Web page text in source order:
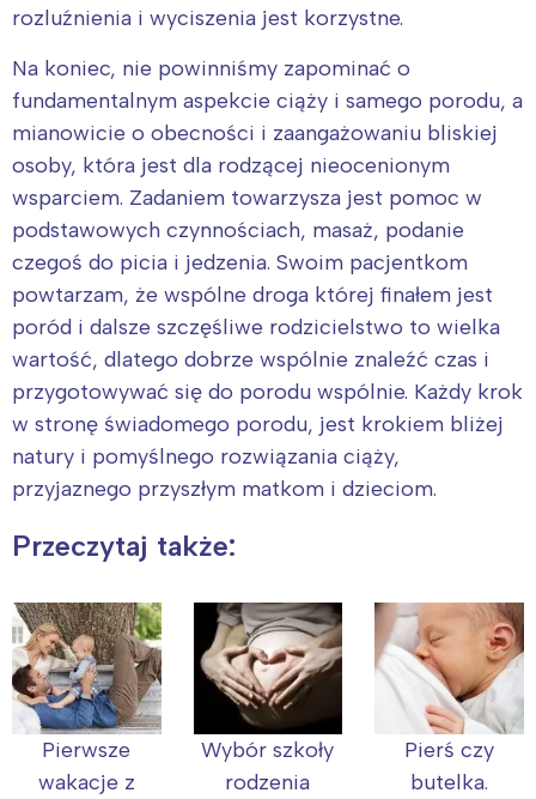
rozluźnienia i wyciszenia jest korzystne.
Na koniec, nie powinniśmy zapominać o
fundamentalnym aspekcie ciąży i samego porodu, a
mianowicie o obecności i zaangażowaniu bliskiej
osoby, która jest dla rodzącej nieocenionym
wsparciem. Zadaniem towarzysza jest pomoc w
podstawowych czynnościach, masaż, podanie
czegoś do picia i jedzenia. Swoim pacjentkom
powtarzam, że wspólne droga której finałem jest
poród i dalsze szczęśliwe rodzicielstwo to wielka
wartość, dlatego dobrze wspólnie znaleźć czas i
przygotowywać się do porodu wspólnie. Każdy krok
w stronę świadomego porodu, jest krokiem bliżej
natury i pomyślnego rozwiązania ciąży,
przyjaznego przyszłym matkom i dzieciom.
Przeczytaj także:
Pierwsze
wakacje z
Wybór szkoły
rodzenia
Pierś czy
butelka.